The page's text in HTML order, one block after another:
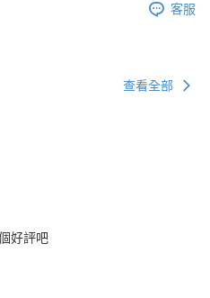
客服
查看全部
好評吧